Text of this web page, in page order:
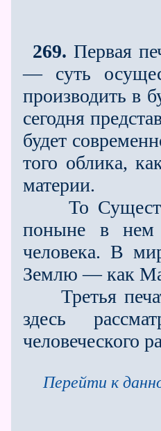
269. Первая
— суть
производить в
сегодня
будет
того облика,
материи.
То
поныне в нем
человека. В
Землю — как
Третья
здесь
человеческого
Перейти к